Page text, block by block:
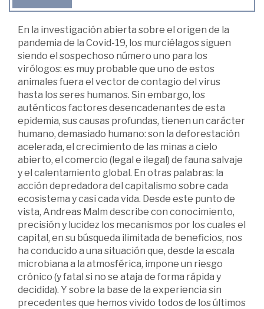
En la investigación abierta sobre el origen de la
pandemia de la Covid-19, los murciélagos siguen
siendo el sospechoso número uno para los
virólogos: es muy probable que uno de estos
animales fuera el vector de contagio del virus
hasta los seres humanos. Sin embargo, los
auténticos factores desencadenantes de esta
epidemia, sus causas profundas, tienen un carácter
humano, demasiado humano: son la deforestación
acelerada, el crecimiento de las minas a cielo
abierto, el comercio (legal e ilegal) de fauna salvaje
y el calentamiento global. En otras palabras: la
acción depredadora del capitalismo sobre cada
ecosistema y casi cada vida. Desde este punto de
vista, Andreas Malm describe con conocimiento,
precisión y lucidez los mecanismos por los cuales el
capital, en su búsqueda ilimitada de beneficios, nos
ha conducido a una situación que, desde la escala
microbiana a la atmosférica, impone un riesgo
crónico (y fatal si no se ataja de forma rápida y
decidida). Y sobre la base de la experiencia sin
precedentes que hemos vivido todos de los últimos